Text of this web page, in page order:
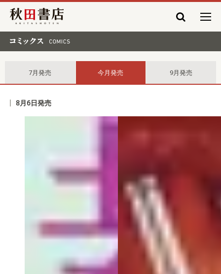
秋田書店
7月発売 今月発売 9月発売
8月6日発売